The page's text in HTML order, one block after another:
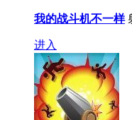
我的战斗机不一样
进入